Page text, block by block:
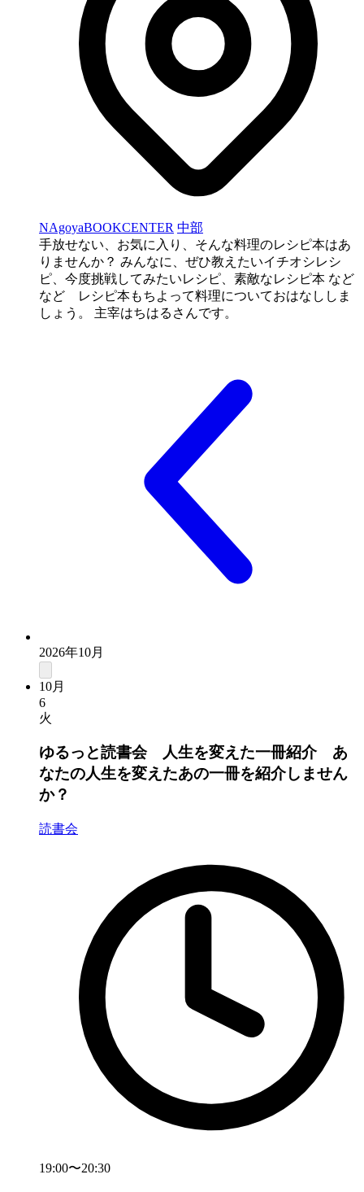
NAgoyaBOOKCENTER 中部
手放せない、お気に入り、そんな料理のレシピ本はあ
りませんか？ みんなに、ぜひ教えたいイチオシレシ
ピ、今度挑戦してみたいレシピ、素敵なレシピ本 など
など レシピ本もちよって料理についておはなししま
しょう。 主宰はちはるさんです。
2026年10月
10月
6
火
ゆるっと読書会 人生を変えた一冊紹介 あ
なたの人生を変えたあの一冊を紹介しません
か？
読書会
19:00〜20:30